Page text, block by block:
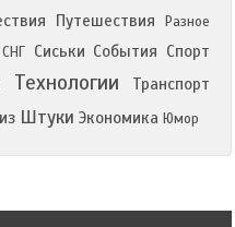
Путешествия
Разное
СНГ Сиськи События Спорт
Технологии Транспорт
Штуки Экономика Юмор